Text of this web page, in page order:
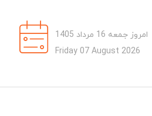
امروز جمعه 16 مرداد 1405
Friday 07 August 2026